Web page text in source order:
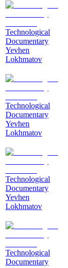
Technological
Documentary
Yevhen
Lokhmatov
Technological
Documentary
Yevhen
Lokhmatov
Technological
Documentary
Yevhen
Lokhmatov
Technological
Documentary